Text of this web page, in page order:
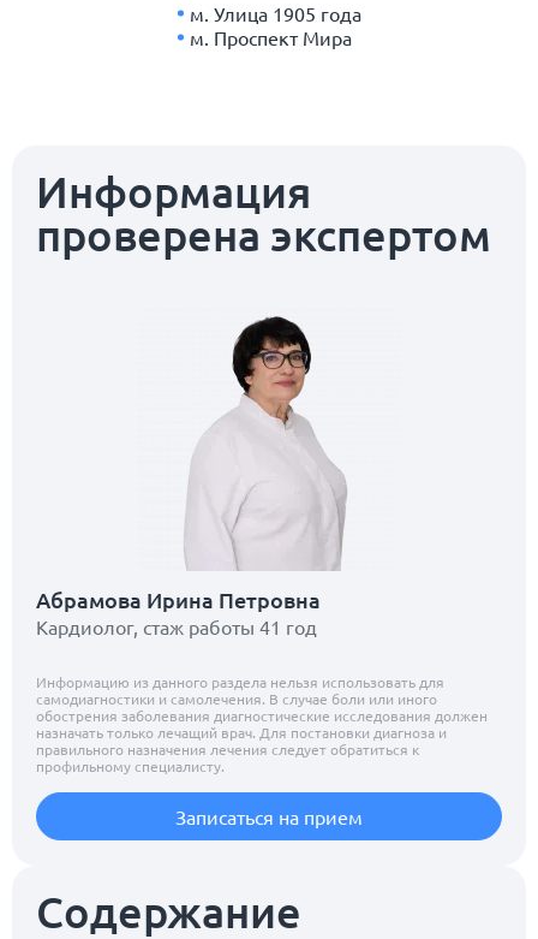
м. Улица 1905 года
м. Проспект Мира
Содержание
Информация
проверена экспертом
Абрамова Ирина Петровна
Кардиолог, стаж работы 41 год
Информацию из данного раздела нельзя использовать для
самодиагностики и самолечения. В случае боли или иного
обострения заболевания диагностические исследования должен
назначать только лечащий врач. Для постановки диагноза и
правильного назначения лечения следует обратиться к
профильному специалисту.
Записаться на прием